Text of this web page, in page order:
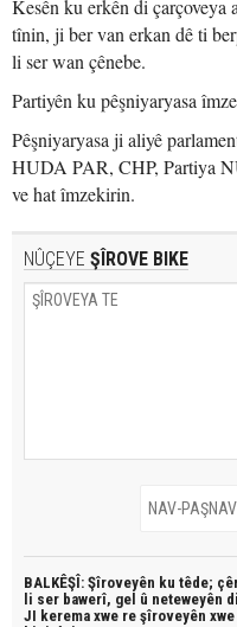
Kesên ku erkên di çarçoveya
tînin, ji ber van erkan dê ti
li ser wan çênebe.
Partiyên ku pêşniyaryasa
Pêşniyaryasa ji aliyê
HUDA PAR, CHP, Partiya
ve hat îmzekirin.
NÛÇEYE ŞÎROVE BIKE
BALKÊŞÎ: Şîroveyên ku têde;
li ser bawerî, gel û neteweyên
JI kerema xwe re şîroveyên